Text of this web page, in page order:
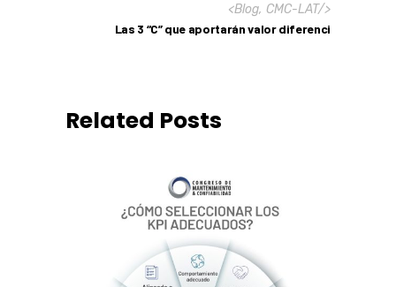
<Blog, CMC-LAT/>
Las 3 “C” que aportarán valor diferenci
Related Posts